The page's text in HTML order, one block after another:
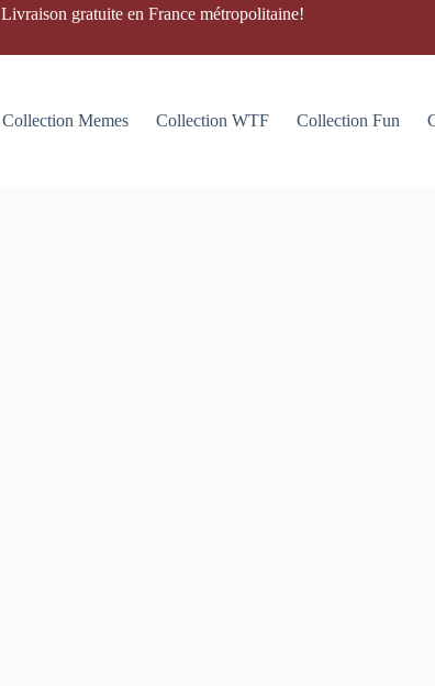
Livraison gratuite en France métropolitaine!
Collection Memes Collection WTF Collection Fun